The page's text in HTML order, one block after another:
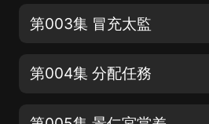
第003集 冒充太監
第004集 分配任務